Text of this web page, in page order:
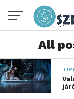
All